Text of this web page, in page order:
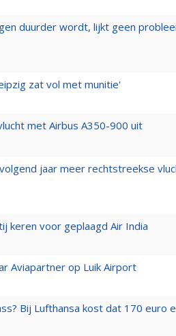
duurder wordt, lijkt geen
zat vol met munitie'
met Airbus A350-900 uit
jaar meer rechtstreekse
keren voor geplaagd Air India
Aviapartner op Luik Airport
Bij Lufthansa kost dat 170 euro